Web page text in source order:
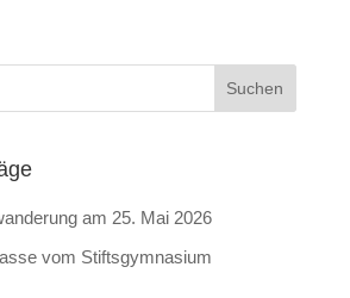
am 25. Mai 2026
vom Stiftsgymnasium